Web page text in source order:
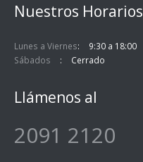
Nuestros Horarios
Lunes a Viernes
9:30 a 18:00
Sábados
Cerrado
Llámenos al
2091 2120